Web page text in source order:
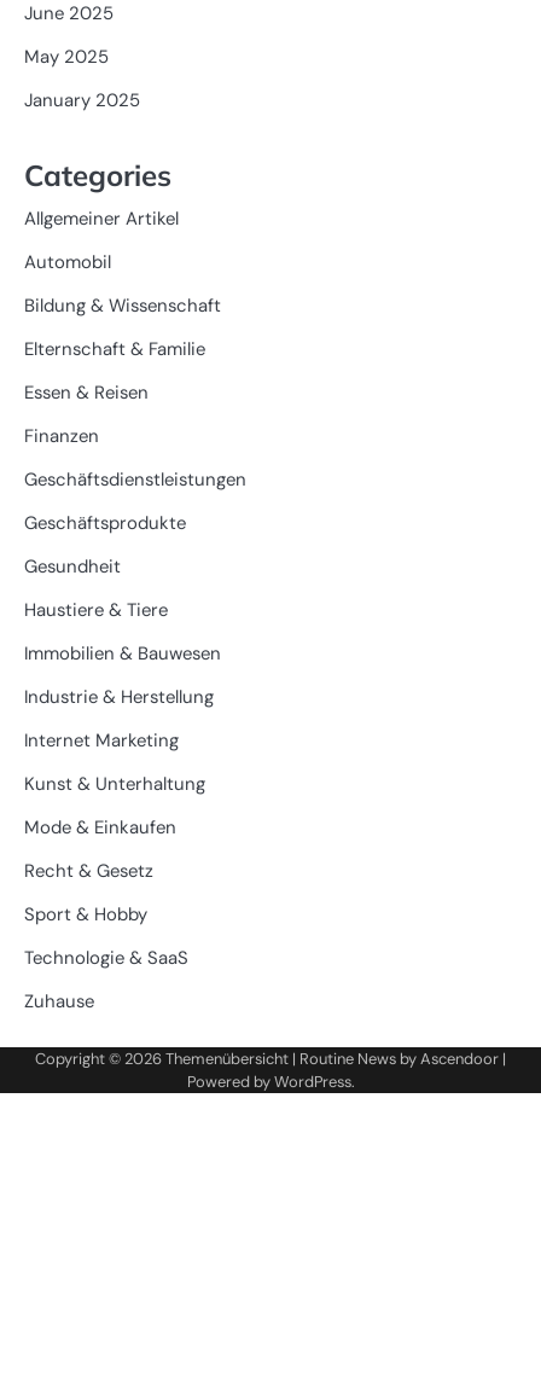
June 2025
May 2025
January 2025
Categories
Allgemeiner Artikel
Automobil
Bildung & Wissenschaft
Elternschaft & Familie
Essen & Reisen
Finanzen
Geschäftsdienstleistungen
Geschäftsprodukte
Gesundheit
Haustiere & Tiere
Immobilien & Bauwesen
Industrie & Herstellung
Internet Marketing
Kunst & Unterhaltung
Mode & Einkaufen
Recht & Gesetz
Sport & Hobby
Technologie & SaaS
Zuhause
Copyright © 2026Themenübersicht | Routine News byAscendoor |
Powered byWordPress.